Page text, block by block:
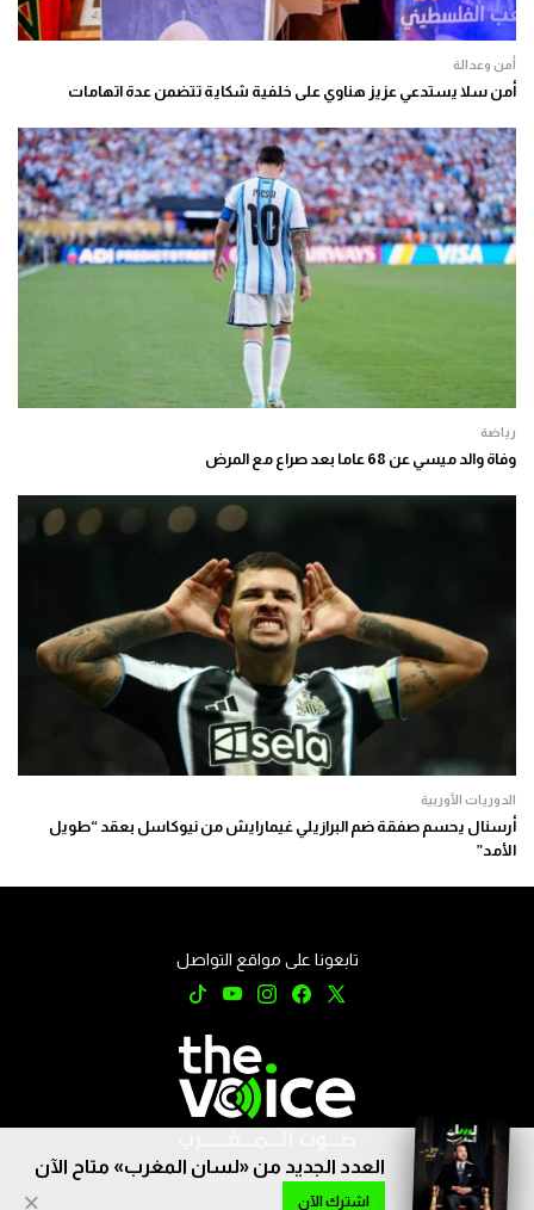
أمن وعدالة
أمن سلا يستدعي عزيز هناوي على خلفية شكاية تتضمن عدة اتهامات
رياضة
وفاة والد ميسي عن 68 عاما بعد صراع مع المرض
الدوريات الأوربية
أرسنال يحسم صفقة ضم البرازيلي غيمارايش من نيوكاسل بعقد “طويل
الأمد”
العدد الجديد من «لسان المغرب» متاح الآن
اشترك الآن ×
تابعونا على مواقع التواصل
جميع الحقوق محفوظة © 2026